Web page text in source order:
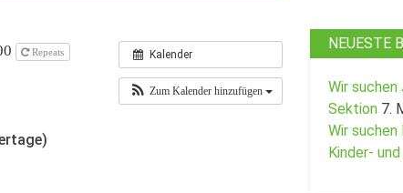
Kalender
Zum Kalender hinzufügen
Repeats
NEUESTE
Wir
Sektion 7.
Wir
Kinder-